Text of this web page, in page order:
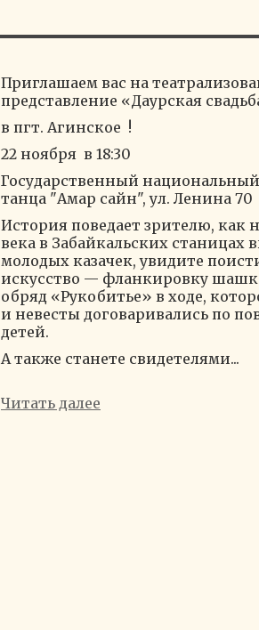
Приглашаем вас на
представление «Даурская
в пгт. Агинское !
22 ноября в 18:30
Государственный
танца "Амар сайн", ул. Ленина 70
История поведает зрителю, как
века в Забайкальских станицах
молодых казачек, увидите
искусство — фланкировку
обряд «Рукобитье» в ходе,
и невесты договаривались по
детей.
А также станете свидетелями...
Читать далее